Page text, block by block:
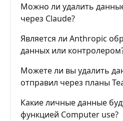
Можно ли удалить
через Claude?
Является ли Anthropic
данных или
Можете ли вы удалить
отправил через планы
Какие личные данные
функцией Computer use?